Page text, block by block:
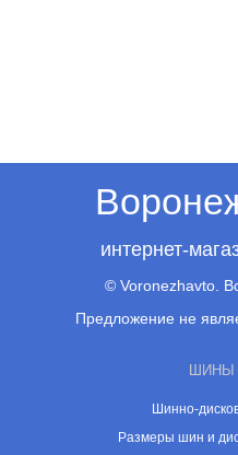
интернет-
© Voronezhavto.
Предложение не
ШИНЫ
Шинно-
Размеры шин и